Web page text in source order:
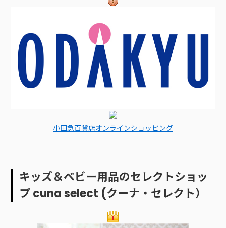
小田急百貨店オンラインショッピング
キッズ＆ベビー用品のセレクトショッ
プ cuna select (クーナ・セレクト）